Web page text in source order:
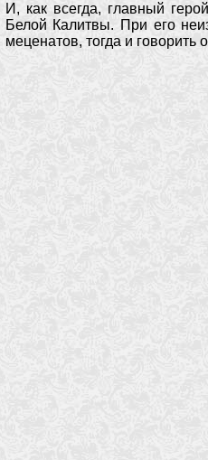
И, как всегда, главный
Белой Калитвы. При его
меценатов, тогда и